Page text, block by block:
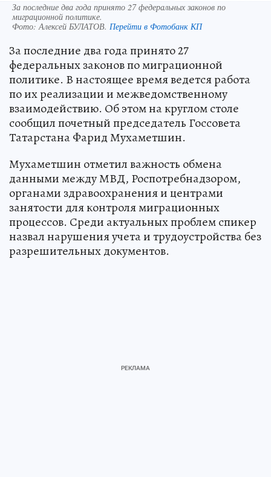
За последние два года принято 27 федеральных законов по
миграционной политике.
Фото:Алексей БУЛАТОВ. Перейти в Фотобанк КП
За последние два года принято 27
федеральных законов по миграционной
политике. В настоящее время ведется работа
по их реализации и межведомственному
взаимодействию. Об этом на круглом столе
сообщил почетный председатель Госсовета
Татарстана Фарид Мухаметшин.
Мухаметшин отметил важность обмена
данными между МВД, Роспотребнадзором,
органами здравоохранения и центрами
занятости для контроля миграционных
процессов. Среди актуальных проблем спикер
назвал нарушения учета и трудоустройства без
разрешительных документов.